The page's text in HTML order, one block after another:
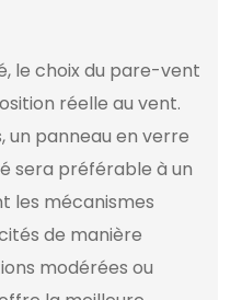
le choix du pare-vent
réelle au vent.
un panneau en verre
sera préférable à un
les mécanismes
de manière
modérées ou